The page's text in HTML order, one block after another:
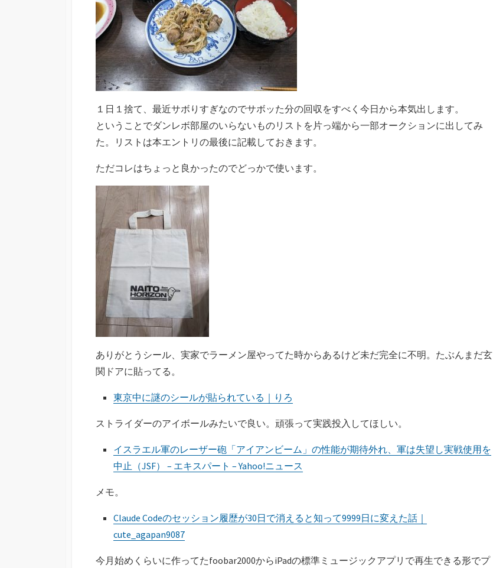
１日１捨て、最近サボりすぎなのでサボッた分の回収をすべく今日から本気出します。
ということでダンレボ部屋のいらないものリストを片っ端から一部オークションに出してみ
た。リストは本エントリの最後に記載しておきます。
ただコレはちょっと良かったのでどっかで使います。
ありがとうシール、実家でラーメン屋やってた時からあるけど未だ完全に不明。たぶんまだ玄
関ドアに貼ってる。
東京中に謎のシールが貼られている｜りろ
ストライダーのアイボールみたいで良い。頑張って実践投入してほしい。
イスラエル軍のレーザー砲「アイアンビーム」の性能が期待外れ、軍は失望し実戦使用を
中止（JSF） – エキスパート – Yahoo!ニュース
メモ。
Claude Codeのセッション履歴が30日で消えると知って9999日に変えた話｜
cute_agapan9087
今月始めくらいに作ってたfoobar2000からiPadの標準ミュージックアプリで再生できる形でプ